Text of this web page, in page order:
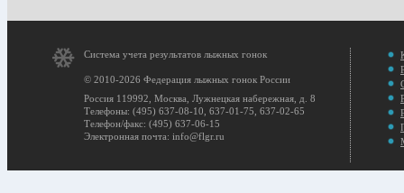
Система учета результатов лыжных гонок
© 2010-2026 Федерация лыжных гонок России
Россия 119992, Москва, Лужнецкая набережная, д. 8
Телефоны: (495) 637-08-10, 637-01-75, 637-02-65
Телефон/факс: (495) 637-06-15
Электронная почта: info@flgr.ru